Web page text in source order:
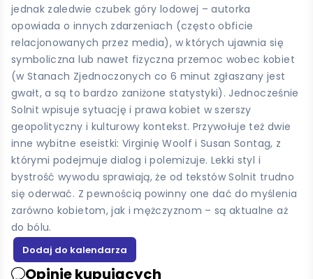
jednak zaledwie czubek góry lodowej – autorka
opowiada o innych zdarzeniach (często obficie
relacjonowanych przez media), w których ujawnia się
symboliczna lub nawet fizyczna przemoc wobec kobiet
(w Stanach Zjednoczonych co 6 minut zgłaszany jest
gwałt, a są to bardzo zaniżone statystyki). Jednocześnie
Solnit wpisuje sytuację i prawa kobiet w szerszy
geopolityczny i kulturowy kontekst. Przywołuje też dwie
inne wybitne eseistki: Virginię Woolf i Susan Sontag, z
którymi podejmuje dialog i polemizuje. Lekki styl i
bystrość wywodu sprawiają, że od tekstów Solnit trudno
się oderwać. Z pewnością powinny one dać do myślenia
zarówno kobietom, jak i mężczyznom – są aktualne aż
do bólu.
Opinie kupujących